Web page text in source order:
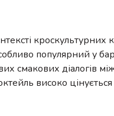
кроскультурних
популярний у
смакових діалогів
високо